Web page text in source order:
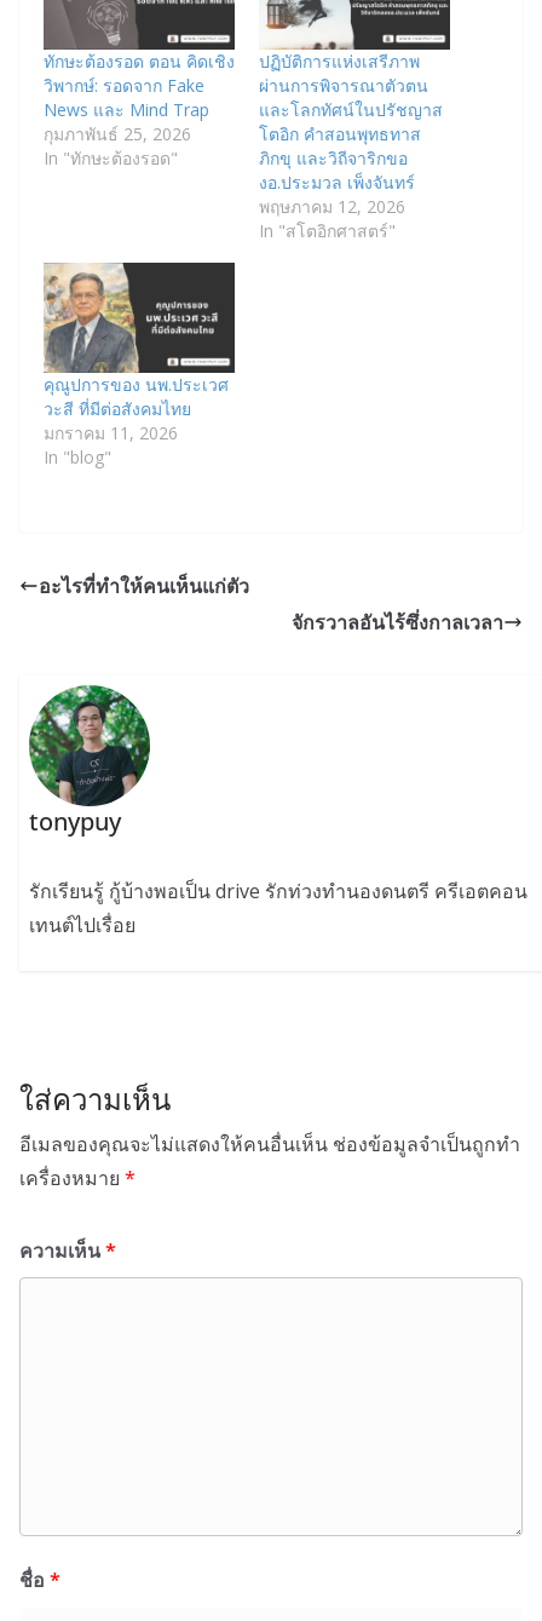
ทักษะต้องรอด ตอน คิดเชิง
วิพากษ์: รอดจาก Fake
News และ Mind Trap
กุมภาพันธ์ 25, 2026
In "ทักษะต้องรอด"
ปฏิบัติการแห่งเสรีภาพ
ผ่านการพิจารณาตัวตน
และโลกทัศน์ในปรัชญาส
โตอิก คำสอนพุทธทาส
ภิกขุ และวิถีจาริกขอ
งอ.ประมวล เพ็งจันทร์
พฤษภาคม 12, 2026
In "สโตอิกศาสตร์"
คุณูปการของ นพ.ประเวศ
วะสี ที่มีต่อสังคมไทย
มกราคม 11, 2026
In "blog"
อะไรที่ทำให้คนเห็นแก่ตัว
จักรวาลอันไร้ซึ่งกาลเวลา
tonypuy
รักเรียนรู้ กู้บ้างพอเป็น drive รักท่วงทำนองดนตรี ครีเอตคอน
เทนต์ไปเรื่อย
ใส่ความเห็น
อีเมลของคุณจะไม่แสดงให้คนอื่นเห็น ช่องข้อมูลจำเป็นถูกทำ
เครื่องหมาย *
ความเห็น*
ชื่อ *